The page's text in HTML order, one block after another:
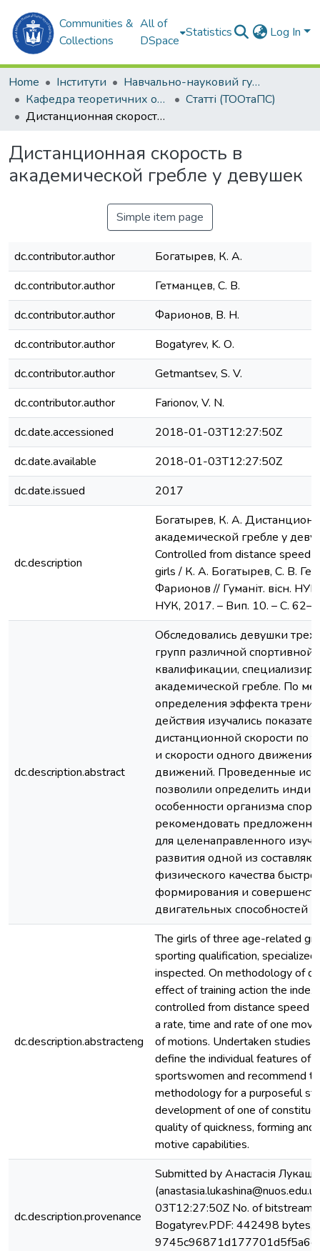
Communities &
Collections
All of
DSpace
Statistics Log In
Home Інститути
Навчально-науковий гуманітарний інститут (ННГІ)
Кафедра теоретичних основ олімпійського та професійного спорту (ТООтаПС)
Статті (ТООтаПС)
Дистанционная скорость в академической гребле у девушек
Дистанционная скорость в
академической гребле у девушек
Simple item page
dc.contributor.author
Богатырев, К. А.
dc.contributor.author
Гетманцев, С. В.
dc.contributor.author
Фарионов, В. Н.
dc.contributor.author
Bogatyrev, K. О.
dc.contributor.author
Getmantsev, S. V.
dc.contributor.author
Farionov, V. N.
dc.date.accessioned
2018-01-03T12:27:50Z
dc.date.available
2018-01-03T12:27:50Z
dc.date.issued
2017
dc.description
Богатырев, К. А.
академической гребле у
Controlled from distance speed
girls / К. А. Богатырев, С. В.
Фарионов // Гуманіт. вісн.
НУК, 2017. – Вип. 10. – С.
dc.description.abstract
Обследовались девушки трех
групп различной спортивной
квалификации,
академической гребле. По
определения эффекта
действия изучались
дистанционной скорости по
и скорости одного движения,
движений. Проведенные
позволили определить
особенности организма
рекомендовать
для целенаправленного
развития одной из
физического качества
формирования и
двигательных способностей
dc.description.abstracteng
The girls of three age-related
sporting qualification, specialized
inspected. On methodology of
effect of training action the
controlled from distance speed
a rate, time and rate of one
of motions. Undertaken studies
define the individual features of
sportswomen and recommend
methodology for a purposeful
development of one of
quality of quickness, forming
motive capabilities.
dc.description.provenance
Submitted by Анастасія
03T12:27:50Z No. of
Bogatyrev.PDF: 442498 bytes,